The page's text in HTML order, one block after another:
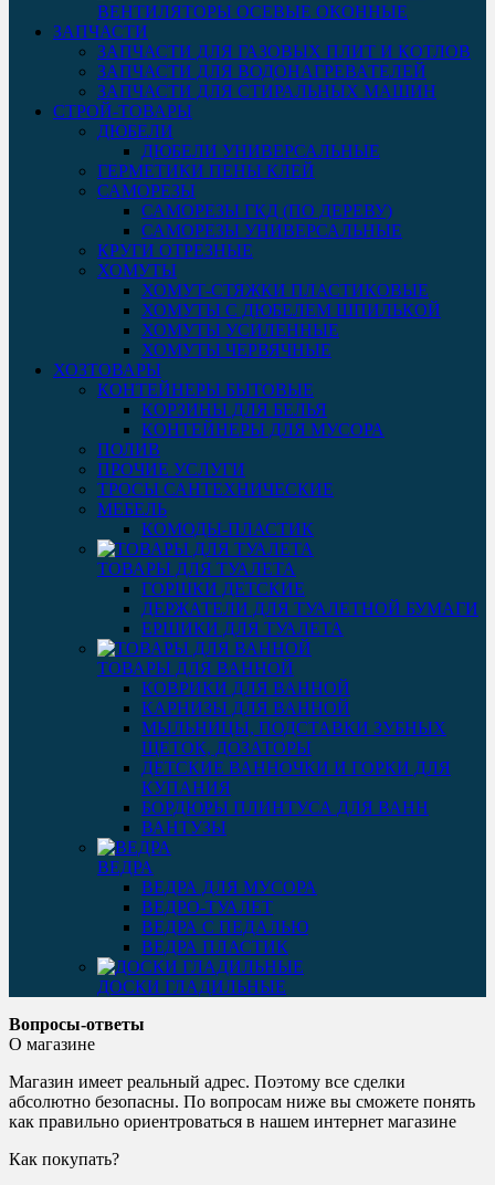
ВЕНТИЛЯТОРЫ ОСЕВЫЕ ОКОННЫЕ
ЗАПЧАСТИ
ЗАПЧАСТИ ДЛЯ ГАЗОВЫХ ПЛИТ И КОТЛОВ
ЗАПЧАСТИ ДЛЯ ВОДОНАГРЕВАТЕЛЕЙ
ЗАПЧАСТИ ДЛЯ СТИРАЛЬНЫХ МАШИН
СТРОЙ-ТОВАРЫ
ДЮБЕЛИ
ДЮБЕЛИ УНИВЕРСАЛЬНЫЕ
ГЕРМЕТИКИ ПЕНЫ КЛЕЙ
САМОРЕЗЫ
САМОРЕЗЫ ГКД (ПО ДЕРЕВУ)
САМОРЕЗЫ УНИВЕРСАЛЬНЫЕ
КРУГИ ОТРЕЗНЫЕ
ХОМУТЫ
ХОМУТ-СТЯЖКИ ПЛАСТИКОВЫЕ
ХОМУТЫ С ДЮБЕЛЕМ ШПИЛЬКОЙ
ХОМУТЫ УСИЛЕННЫЕ
ХОМУТЫ ЧЕРВЯЧНЫЕ
ХОЗТОВАРЫ
КОНТЕЙНЕРЫ БЫТОВЫЕ
КОРЗИНЫ ДЛЯ БЕЛЬЯ
КОНТЕЙНЕРЫ ДЛЯ МУСОРА
ПОЛИВ
ПРОЧИЕ УСЛУГИ
ТРОСЫ САНТЕХНИЧЕСКИЕ
МЕБЕЛЬ
КОМОДЫ-ПЛАСТИК
ТОВАРЫ ДЛЯ ТУАЛЕТА
ГОРШКИ ДЕТСКИЕ
ДЕРЖАТЕЛИ ДЛЯ ТУАЛЕТНОЙ БУМАГИ
ЕРШИКИ ДЛЯ ТУАЛЕТА
ТОВАРЫ ДЛЯ ВАННОЙ
КОВРИКИ ДЛЯ ВАННОЙ
КАРНИЗЫ ДЛЯ ВАННОЙ
МЫЛЬНИЦЫ, ПОДСТАВКИ ЗУБНЫХ
ЩЕТОК, ДОЗАТОРЫ
ДЕТСКИЕ ВАННОЧКИ И ГОРКИ ДЛЯ
КУПАНИЯ
БОРДЮРЫ ПЛИНТУСА ДЛЯ ВАНН
ВАНТУЗЫ
ВЕДРА
ВЕДРА ДЛЯ МУСОРА
ВЕДРО-ТУАЛЕТ
ВЕДРА С ПЕДАЛЬЮ
ВЕДРА ПЛАСТИК
ДОСКИ ГЛАДИЛЬНЫЕ
Вопросы-ответы
О магазине
Магазин имеет реальный адрес. Поэтому все сделки
абсолютно безопасны. По вопросам ниже вы сможете понять
как правильно ориентроваться в нашем интернет магазине
Как покупать?